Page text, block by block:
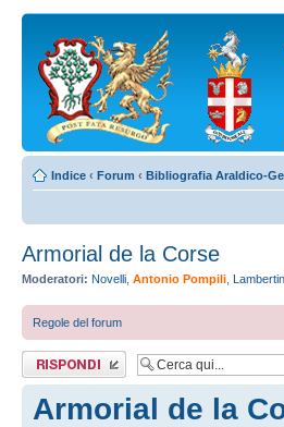
Indice ‹ Forum ‹ Bibliografia Araldico-
Armorial de la Corse
Moderatori: Novelli Antonio Pompili
Regole del forum
Rispondi al
messaggio
Armorial de la